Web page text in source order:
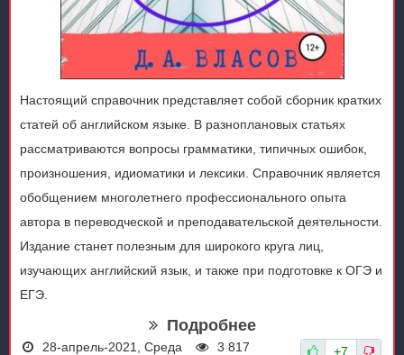
Настоящий справочник представляет собой сборник кратких
статей об английском языке. В разноплановых статьях
рассматриваются вопросы грамматики, типичных ошибок,
произношения, идиоматики и лексики. Справочник является
обобщением многолетнего профессионального опыта
автора в переводческой и преподавательской деятельности.
Издание станет полезным для широкого круга лиц,
изучающих английский язык, и также при подготовке к ОГЭ и
ЕГЭ.
Подробнее
28-апрель-2021, Среда 3 817 +7